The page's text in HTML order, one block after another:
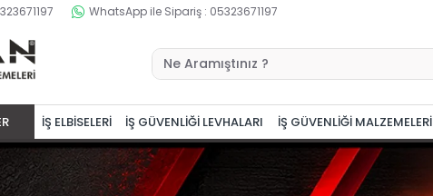
WhatsApp ile Sipariş : 05323671197
İŞ ELBİSELERİ İŞ GÜVENLİĞİ LEVHALARI İŞ GÜVENLİĞİ MALZEMELERİ